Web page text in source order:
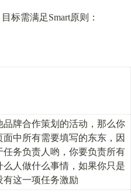
标需满足Smart原则：
品牌合作策划的活动，那么你
面中所有需要填写的东东，因
任务负责人哟，你要负责所有
么人做什么事情，如果你只是
有这一项任务激励